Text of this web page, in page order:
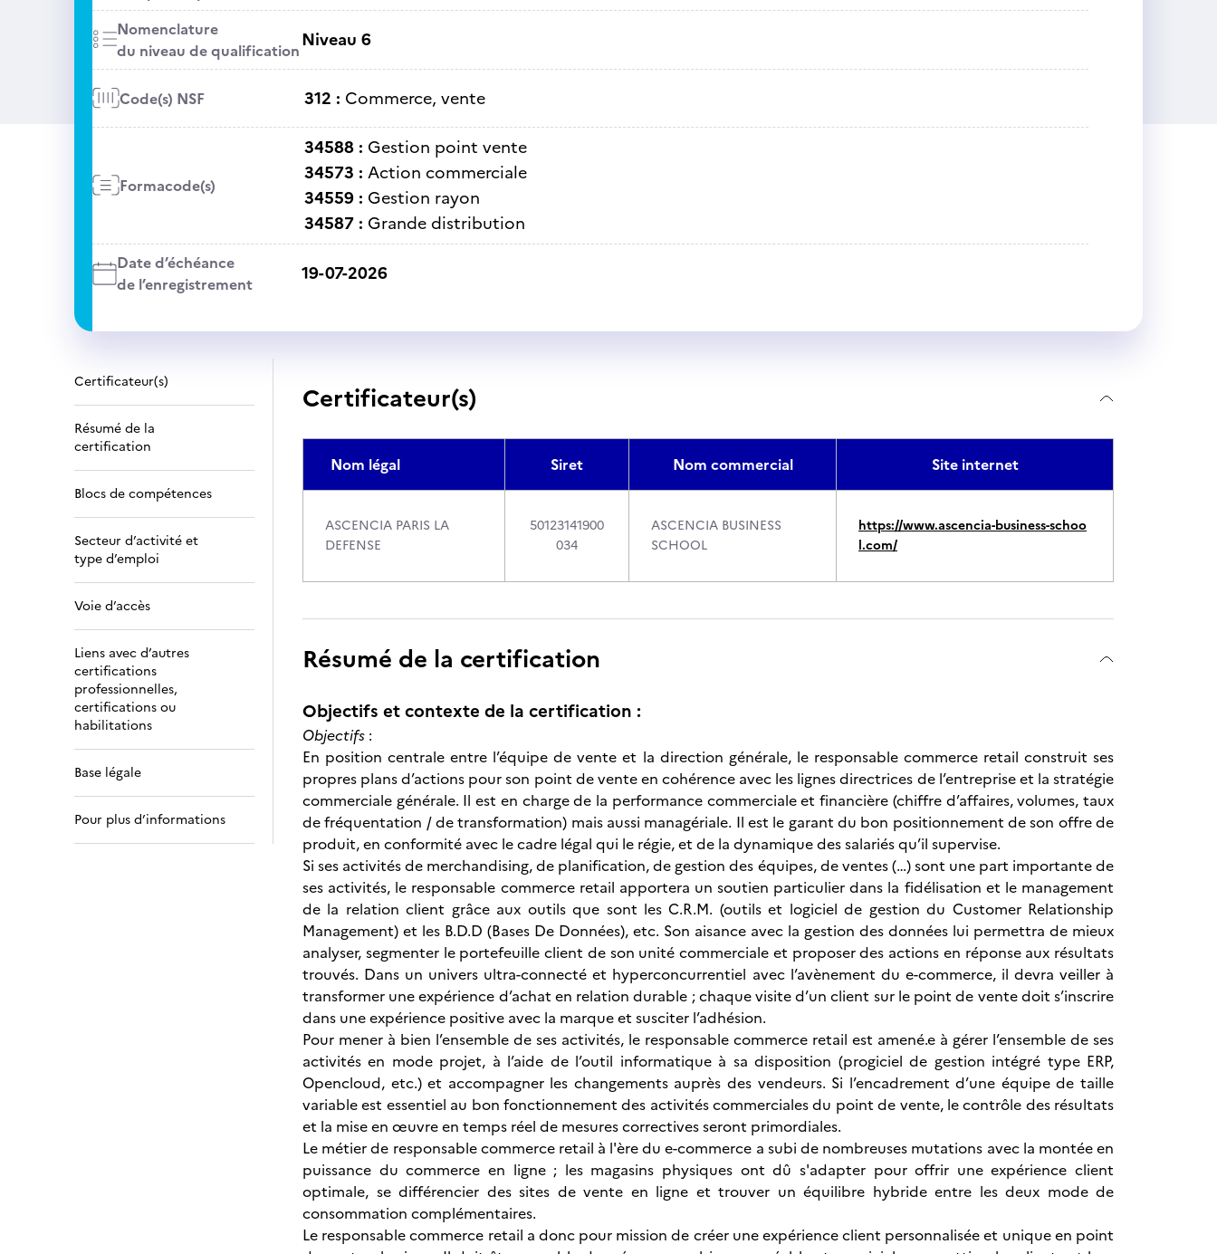
Nomenclature
du niveau de qualificationNiveau 6
Code(s) NSF 312 : Commerce, vente
Formacode(s)
34588 : Gestion point vente
34573 : Action commerciale
34559 : Gestion rayon
34587 : Grande distribution
Date d’échéance
de l’enregistrement
19-07-2026
Certificateur(s)
Résumé de la
certification
Blocs de compétences
Secteur d’activité et
type d’emploi
Voie d’accès
Liens avec d’autres
certifications
professionnelles,
certifications ou
habilitations
Base légale
Pour plus d’informations
Certificateur(s)
Nom légal Siret Nom commercial Site internet
ASCENCIA PARIS LA
DEFENSE
50123141900
034
ASCENCIA BUSINESS
SCHOOL
https://www.ascencia-business-schoo
l.com/
Résumé de la certification
Objectifs et contexte de la certification :
Objectifs :
En position centrale entre l’équipe de vente et la direction générale, le responsable commerce retail construit ses
propres plans d’actions pour son point de vente en cohérence avec les lignes directrices de l’entreprise et la stratégie
commerciale générale. Il est en charge de la performance commerciale et financière (chiffre d’affaires, volumes, taux
de fréquentation / de transformation) mais aussi managériale. Il est le garant du bon positionnement de son offre de
produit, en conformité avec le cadre légal qui le régie, et de la dynamique des salariés qu’il supervise.
Si ses activités de merchandising, de planification, de gestion des équipes, de ventes (…) sont une part importante de
ses activités, le responsable commerce retail apportera un soutien particulier dans la fidélisation et le management
de la relation client grâce aux outils que sont les C.R.M. (outils et logiciel de gestion du Customer Relationship
Management) et les B.D.D (Bases De Données), etc. Son aisance avec la gestion des données lui permettra de mieux
analyser, segmenter le portefeuille client de son unité commerciale et proposer des actions en réponse aux résultats
trouvés. Dans un univers ultra-connecté et hyperconcurrentiel avec l’avènement du e-commerce, il devra veiller à
transformer une expérience d’achat en relation durable ; chaque visite d’un client sur le point de vente doit s’inscrire
dans une expérience positive avec la marque et susciter l’adhésion.
Pour mener à bien l’ensemble de ses activités, le responsable commerce retail est amené.e à gérer l’ensemble de ses
activités en mode projet, à l’aide de l’outil informatique à sa disposition (progiciel de gestion intégré type ERP,
Opencloud, etc.) et accompagner les changements auprès des vendeurs. Si l’encadrement d’une équipe de taille
variable est essentiel au bon fonctionnement des activités commerciales du point de vente, le contrôle des résultats
et la mise en œuvre en temps réel de mesures correctives seront primordiales.
Le métier de responsable commerce retail à l'ère du e-commerce a subi de nombreuses mutations avec la montée en
puissance du commerce en ligne ; les magasins physiques ont dû s'adapter pour offrir une expérience client
optimale, se différencier des sites de vente en ligne et trouver un équilibre hybride entre les deux mode de
consommation complémentaires.
Le responsable commerce retail a donc pour mission de créer une expérience client personnalisée et unique en point